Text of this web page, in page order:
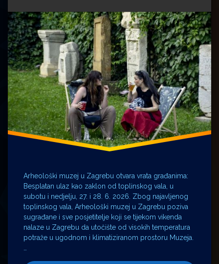
Arheološki muzej u Zagrebu otvara vrata građanima:
Besplatan ulaz kao zaklon od toplinskog vala, u
subotu i nedjelju, 27. i 28. 6. 2026. Zbog najavljenog
toplinskog vala, Arheološki muzej u Zagrebu poziva
sugrađane i sve posjetitelje koji se tijekom vikenda
nalaze u Zagrebu da utočište od visokih temperatura
potraže u ugodnom i klimatiziranom prostoru Muzeja.